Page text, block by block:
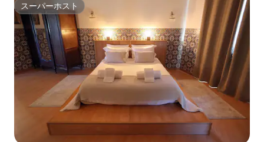
スーパーホスト
スーパーホスト